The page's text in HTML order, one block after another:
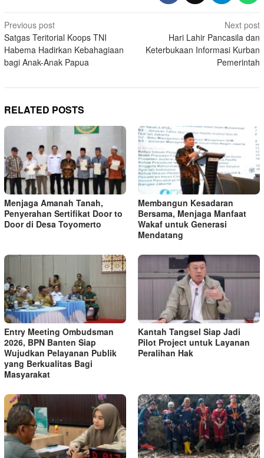
Post
navigation
Previous post
Satgas Teritorial Koops TNI
Habema Hadirkan Kebahagiaan
bagi Anak-Anak Papua
Next post
Hari Lahir Pancasila dan
Keterbukaan Informasi Kurban
Pemerintah
RELATED POSTS
Menjaga Amanah Tanah,
Penyerahan Sertifikat Door to
Door di Desa Toyomerto
Membangun Kesadaran
Bersama, Menjaga Manfaat
Wakaf untuk Generasi
Mendatang
Entry Meeting Ombudsman
2026, BPN Banten Siap
Wujudkan Pelayanan Publik
yang Berkualitas Bagi
Masyarakat
Kantah Tangsel Siap Jadi
Pilot Project untuk Layanan
Peralihan Hak